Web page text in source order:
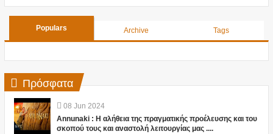
Populars Archive Tags
Πρόσφατα
08 Jun 2024
Annunaki : Η αλήθεια της πραγματικής προέλευσης και του
σκοπού τους και αναστολή λειτουργίας μας ....